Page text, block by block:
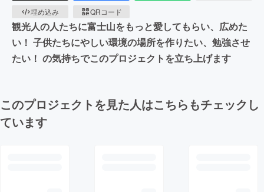
埋め込み
QRコード
観光人の人たちに富士山をもっと愛してもらい、広めた
い！ 子供たちにやしい環境の場所を作りたい、勉強させ
たい！ の気持ちでこのプロジェクトを立ち上げます
このプロジェクトを見た人はこちらもチェックし
ています